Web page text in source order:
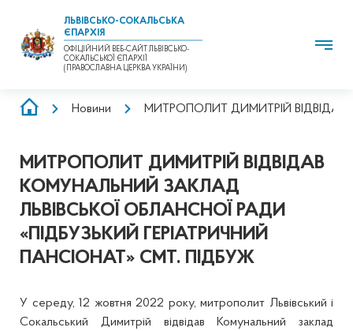
ЛЬВІВСЬКО-СОКАЛЬСЬКА
ЄПАРХІЯ
ОФІЦІЙНИЙ ВЕБ-САЙТ ЛЬВІВСЬКО-
СОКАЛЬСЬКОЇ ЄПАРХІЇ
(ПРАВОСЛАВНА ЦЕРКВА УКРАЇНИ)
РЯДОК
Новини МИТРОПОЛИТ ДИМИТРІЙ
МИТРОПОЛИТ ДИМИТРІЙ ВІДВІДАВ
КОМУНАЛЬНИЙ ЗАКЛАД
ЛЬВІВСЬКОЇ ОБЛАНСНОЇ РАДИ
«ПІДБУЗЬКИЙ ГЕРІАТРИЧНИЙ
ПАНСІОНАТ» СМТ. ПІДБУЖ
У середу, 12 жовтня 2022 року, митрополит Львівський і
Сокальський Димитрій відвідав Комунальний заклад